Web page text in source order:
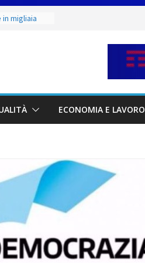
in migliaia
alla Prima
Judo San
si è
scultore
ECONOMIA E LAVORO